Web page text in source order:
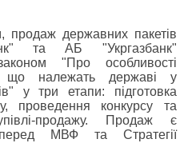
продаж державних пакетів
та АБ "Укргазбанк"
"Про особливості
що належать державі у
у три етапи: підготовка
проведення конкурсу та
продажу. Продаж є
МВФ та Стратегії